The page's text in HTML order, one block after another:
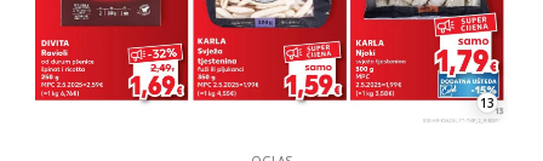
13